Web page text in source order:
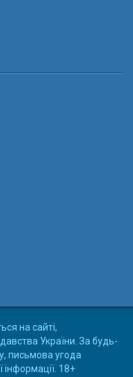
на сайті,
України. За будь-
письмова угода
18+